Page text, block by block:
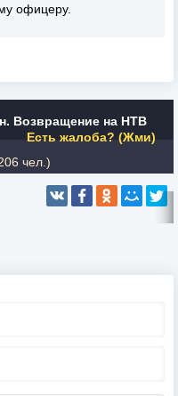
офицеру.
Возвращение на НТВ
Есть жалоба? (Жми)
чел.)